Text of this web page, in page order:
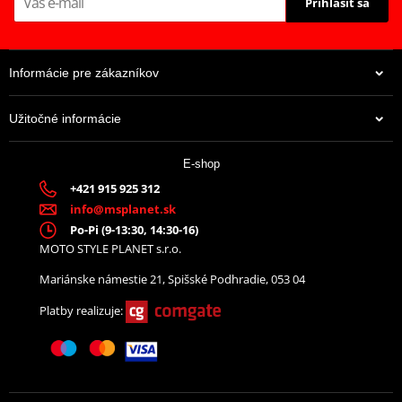
RACE -predok-sada Venhill
10006F (2 hadice v sade)
Priehľadné hadice,
chrómové koncovky
APR-6001FS (1 hadica v
Informácie pre zákazníkov
Užitočné informácie
E-shop
+421 915 925 312
info@msplanet.sk
Po-Pi (9-13:30, 14:30-16)
MOTO STYLE PLANET s.r.o.
Mariánske námestie 21, Spišské Podhradie, 053 04
Platby realizuje: